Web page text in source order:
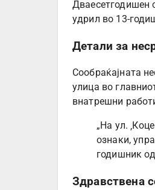
Дваесетгодишен
удрил во 13-
Детали за
Сообраќајната
улица во
внатрешни
„На ул.
ознаки,
годишник
Здравствена